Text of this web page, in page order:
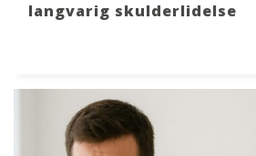
langvarig skulderlidelse